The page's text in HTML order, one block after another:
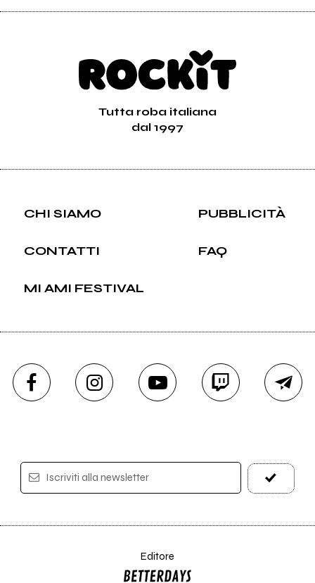
Tutta roba italiana
dal 1997
CHI SIAMO PUBBLICITÀ
CONTATTI FAQ
MI AMI FESTIVAL
Iscriviti alla newsletter
Editore